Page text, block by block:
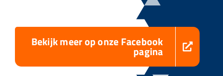
Bekijk meer op onze Facebook
pagina